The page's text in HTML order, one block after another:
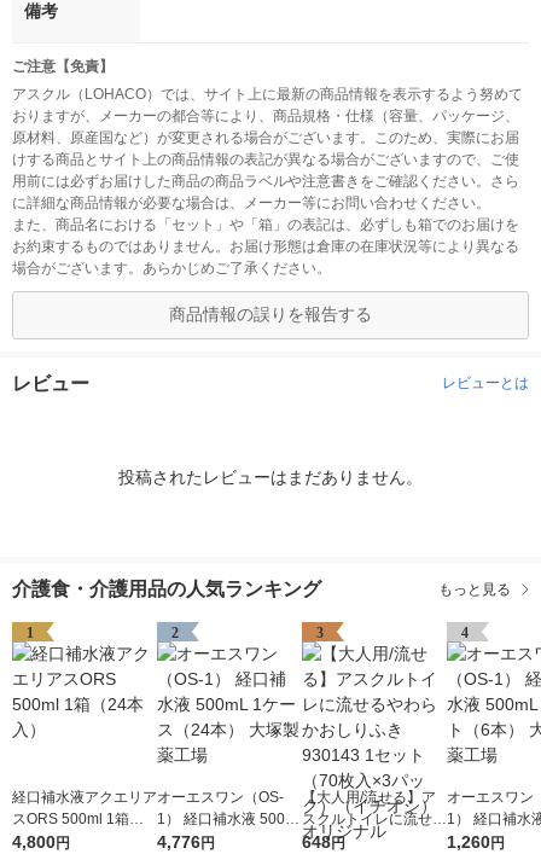
備考
ご注意【免責】
アスクル（LOHACO）では、サイト上に最新の商品情報を表示するよう努めて
おりますが、メーカーの都合等により、商品規格・仕様（容量、パッケージ、
原材料、原産国など）が変更される場合がございます。このため、実際にお届
けする商品とサイト上の商品情報の表記が異なる場合がございますので、ご使
用前には必ずお届けした商品の商品ラベルや注意書きをご確認ください。さら
に詳細な商品情報が必要な場合は、メーカー等にお問い合わせください。
また、商品名における「セット」や「箱」の表記は、必ずしも箱でのお届けを
お約束するものではありません。お届け形態は倉庫の在庫状況等により異なる
場合がございます。あらかじめご了承ください。
商品情報の誤りを報告する
レビュー レビューとは
投稿されたレビューはまだありません。
介護食・介護用品の人気ランキング もっと見る
1
経口補水液アクエリア
スORS 500ml 1箱（2
4本入）
4,800円
2
オーエスワン（OS-
1） 経口補水液 500m
L 1ケース（24本） 大
4,776円
3
【大人用/流せる】ア
スクルトイレに流せる
やわらかおしりふき 9
648円
4
オーエスワン
1） 経口補水
L 1セット（6
1,260円